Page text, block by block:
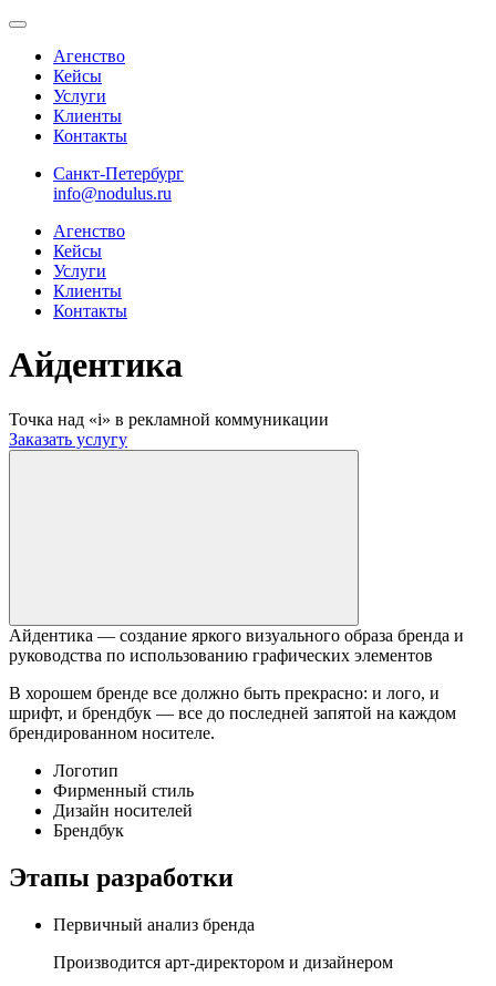
Агенство
Кейсы
Услуги
Клиенты
Контакты
Санкт-Петербург
info@nodulus.ru
Агенство
Кейсы
Услуги
Клиенты
Контакты
Айдентика
Точка над «i» в рекламной коммуникации
Заказать услугу
Айдентика — создание яркого визуального образа бренда и
руководства по использованию графических элементов
В хорошем бренде все должно быть прекрасно: и лого, и
шрифт, и брендбук — все до последней запятой на каждом
брендированном носителе.
Логотип
Фирменный стиль
Дизайн носителей
Брендбук
Этапы разработки
Первичный анализ бренда
Производится арт-директором и дизайнером